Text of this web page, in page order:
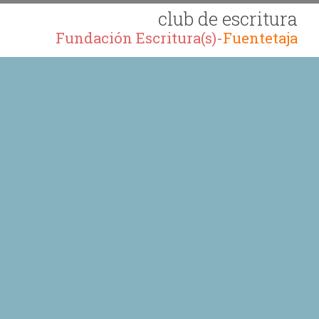
club de escritura
Fundación Escritura(s)-Fuentetaja